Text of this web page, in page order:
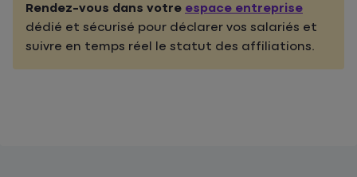
Rendez-vous dans votre espace entreprise
dédié et sécurisé pour déclarer vos salariés et
suivre en temps réel le statut des affiliations.